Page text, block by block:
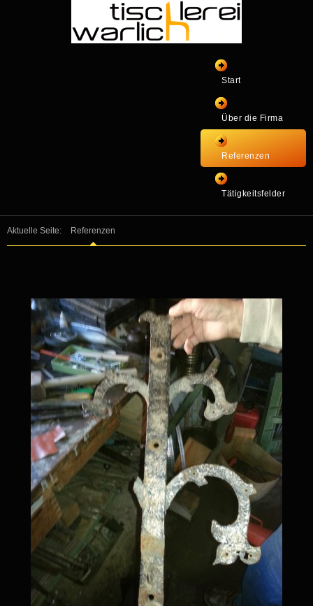
Start
Über die Firma
Referenzen
Tätigkeitsfelder
Aktuelle Seite: Referenzen